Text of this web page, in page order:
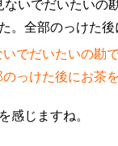
でだいたいの勘
っけた後にお茶を